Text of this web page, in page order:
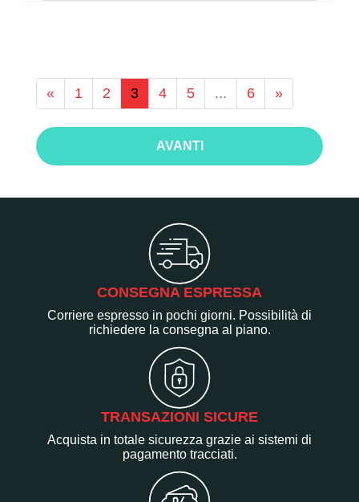
« 1 2 3 4 5 ... 6 »
AVANTI
CONSEGNA ESPRESSA
Corriere espresso in pochi giorni. Possibilità di
richiedere la consegna al piano.
TRANSAZIONI SICURE
Acquista in totale sicurezza grazie ai sistemi di
pagamento tracciati.